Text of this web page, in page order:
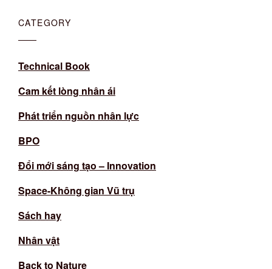
CATEGORY
Technical Book
Cam kết lòng nhân ái
Phát triển nguồn nhân lực
BPO
Đổi mới sáng tạo – Innovation
Space-Không gian Vũ trụ
Sách hay
Nhân vật
Back to Nature